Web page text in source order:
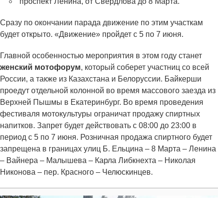
Сразу по окончании парада движение по этим участкам
будет открыто. «Движение» пройдет с 5 по 7 июня.
Главной особенностью мероприятия в этом году станет
женский мотофорум, который соберет участниц со всей
России, а также из Казахстана и Белоруссии. Байкерши
проедут отдельной колонной во время массового заезда из
Верхней Пышмы в Екатеринбург. Во время проведения
фестиваля мотокультуры ограничат продажу спиртных
напитков. Запрет будет действовать с 08:00 до 23:00 в
период с 5 по 7 июня. Розничная продажа спиртного будет
запрещена в границах улиц Б. Ельцина – 8 Марта – Ленина
– Вайнера – Малышева – Карла Либкнехта – Николая
Никонова – пер. Красного – Челюскинцев.